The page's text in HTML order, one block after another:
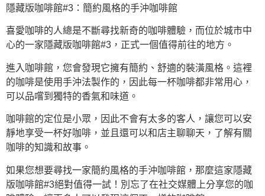
隱藏版咖啡館#3：簡約風格的手沖咖啡館
喜愛咖啡的人總是不斷尋找新奇的咖啡體驗，而位於城市中
心的一家隱藏版咖啡館#3，正式一個值得前往的地方。
進入咖啡館，您會發現它擁有簡約、舒適的裝潢風格。這裡
的咖啡是使用手沖法製作的，因此每一杯咖啡都非常用心，
可以品嚐到獨特的香氣和味道。
咖啡館的定位是小眾，因此不會有太多的客人，讓您可以安
靜地享受一杯好咖啡，並且還可以和店主聊聊天，了解有關
咖啡的知識和故事。
如果您想要尋找一家簡約風格的手沖咖啡館，那麼這家隱藏
版咖啡館#3絕對值得一試！別忘了在社交媒體上分享您的咖